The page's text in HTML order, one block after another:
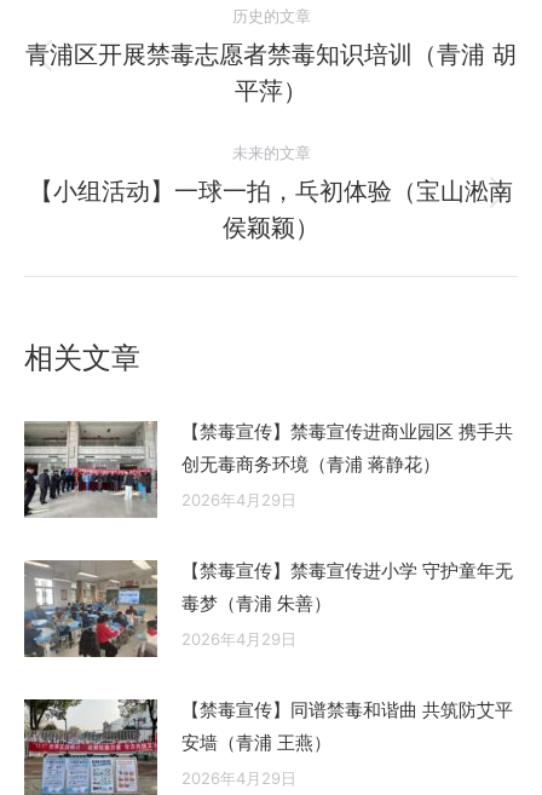
章
历史的文章
历
史
章：
青浦区开展禁毒志愿者禁毒知识培训（青浦 胡
平萍）
未来的文章
未
来
的
【小组活动】一球一拍，乓初体验（宝山淞南
侯颖颖）
相关文章
【禁毒宣传】禁毒宣传进商业园区 携手共
创无毒商务环境（青浦 蒋静花）
2026年4月29日
【禁毒宣传】禁毒宣传进小学 守护童年无
毒梦（青浦 朱善）
2026年4月29日
【禁毒宣传】同谱禁毒和谐曲 共筑防艾平
安墙（青浦 王燕）
2026年4月29日